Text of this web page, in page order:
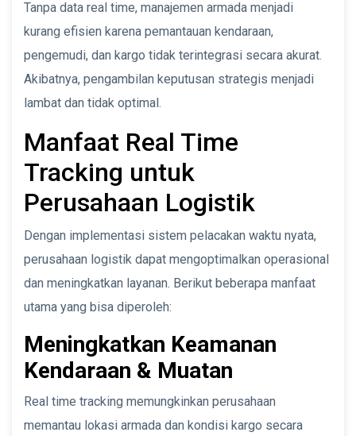
Tanpa data real time, manajemen armada menjadi
kurang efisien karena pemantauan kendaraan,
pengemudi, dan kargo tidak terintegrasi secara akurat.
Akibatnya, pengambilan keputusan strategis menjadi
lambat dan tidak optimal.
Manfaat Real Time
Tracking untuk
Perusahaan Logistik
Dengan implementasi sistem pelacakan waktu nyata,
perusahaan logistik dapat mengoptimalkan operasional
dan meningkatkan layanan. Berikut beberapa manfaat
utama yang bisa diperoleh:
Meningkatkan Keamanan
Kendaraan & Muatan
Real time tracking memungkinkan perusahaan
memantau lokasi armada dan kondisi kargo secara